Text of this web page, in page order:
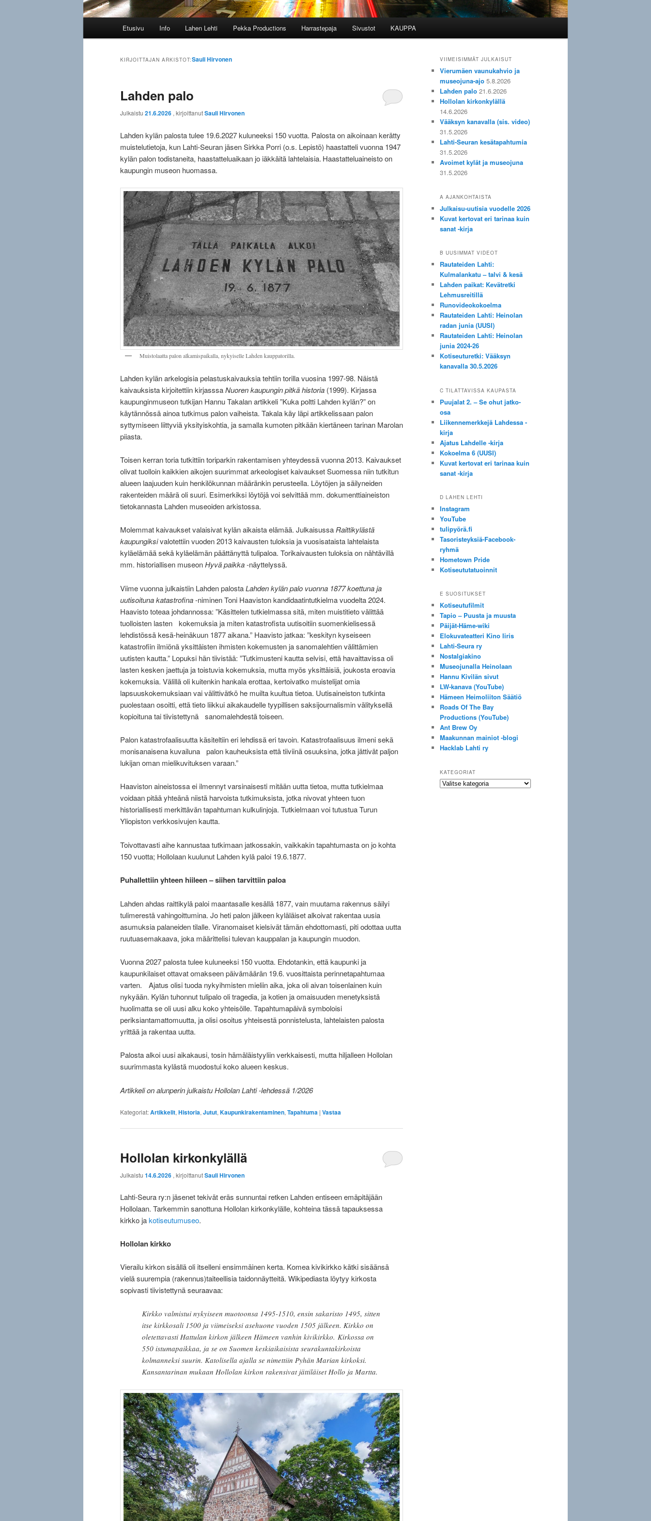
Etusivu Info Lahen Lehti Pekka Productions Harrastepaja Sivustot KAUPPA
KIRJOITTAJAN ARKISTOT:Sauli Hirvonen
Lahden palo
Julkaistu 21.6.2026 , kirjoittanutSauli Hirvonen
Lahden kylän palosta tulee 19.6.2027 kuluneeksi 150 vuotta. Palosta on aikoinaan kerätty
muistelutietoja, kun Lahti-Seuran jäsen Sirkka Porri (o.s. Lepistö) haastatteli vuonna 1947
kylän palon todistaneita, haastatteluaikaan jo iäkkäitä lahtelaisia. Haastatteluaineisto on
kaupungin museon huomassa.
Muistolaatta palon alkamispaikalla, nykyiselle Lahden kauppatorilla.
Lahden kylän arkelogisia pelastuskaivauksia tehtiin torilla vuosina 1997-98. Näistä
kaivauksista kirjoitettiin kirjasssaNuoren kaupungin pitkä historia (1999). Kirjassa
kaupunginmuseon tutkijan Hannu Takalan artikkeli ”Kuka poltti Lahden kylän?” on
käytännössä ainoa tutkimus palon vaiheista. Takala käy läpi artikkelissaan palon
syttymiseen liittyviä yksityiskohtia, ja samalla kumoten pitkään kiertäneen tarinan Marolan
piiasta.
Toisen kerran toria tutkittiin toriparkin rakentamisen yhteydessä vuonna 2013. Kaivaukset
olivat tuolloin kaikkien aikojen suurimmat arkeologiset kaivaukset Suomessa niin tutkitun
alueen laajuuden kuin henkilökunnan määränkin perusteella. Löytöjen ja säilyneiden
rakenteiden määrä oli suuri. Esimerkiksi löytöjä voi selvittää mm. dokumenttiaineiston
tietokannasta Lahden museoiden arkistossa.
Molemmat kaivaukset valaisivat kylän aikaista elämää. JulkaisussaRaittikylästä
kaupungiksivalotettiin vuoden 2013 kaivausten tuloksia ja vuosisataista lahtelaista
kyläelämää sekä kyläelämän päättänyttä tulipaloa. Torikaivausten tuloksia on nähtävillä
mm. historiallisen museonHyvä paikka-näyttelyssä.
Viime vuonna julkaistiin Lahden palostaLahden kylän palo vuonna 1877 koettuna ja
uutisoituna katastrofina-niminen Toni Haaviston kandidaatintutkielma vuodelta 2024.
Haavisto toteaa johdannossa: ”Käsittelen tutkielmassa sitä, miten muistitieto välittää
tuolloisten lasten kokemuksia ja miten katastrofista uutisoitiin suomenkielisessä
lehdistössä kesä-heinäkuun 1877 aikana.” Haavisto jatkaa: ”keskityn kyseiseen
katastrofiin ilmiönä yksittäisten ihmisten kokemusten ja sanomalehtien välittämien
uutisten kautta.” Lopuksi hän tiivistää: ”Tutkimusteni kautta selvisi, että havaittavissa oli
lasten kesken jaettuja ja toistuvia kokemuksia, mutta myös yksittäisiä, joukosta eroavia
kokemuksia. Välillä oli kuitenkin hankala erottaa, kertoivatko muistelijat omia
lapsuuskokemuksiaan vai välittivätkö he muilta kuultua tietoa. Uutisaineiston tutkinta
puolestaan osoitti, että tieto liikkui aikakaudelle tyypillisen saksijournalismin välityksellä
kopioituna tai tiivistettynä sanomalehdestä toiseen.
Palon katastrofaalisuutta käsiteltiin eri lehdissä eri tavoin. Katastrofaalisuus ilmeni sekä
monisanaisena kuvailuna palon kauheuksista että tiiviinä osuuksina, jotka jättivät paljon
lukijan oman mielikuvituksen varaan.”
Haaviston aineistossa ei ilmennyt varsinaisesti mitään uutta tietoa, mutta tutkielmaa
voidaan pitää yhteänä niistä harvoista tutkimuksista, jotka nivovat yhteen tuon
historiallisesti merkittävän tapahtuman kulkulinjoja. Tutkielmaan voi tutustua Turun
Yliopiston verkkosivujen kautta.
Toivottavasti aihe kannustaa tutkimaan jatkossakin, vaikkakin tapahtumasta on jo kohta
150 vuotta; Hollolaan kuulunut Lahden kylä paloi 19.6.1877.
Puhallettiin yhteen hiileen – siihen tarvittiin paloa
Lahden ahdas raittikylä paloi maantasalle kesällä 1877, vain muutama rakennus säilyi
tulimerestä vahingoittumina. Jo heti palon jälkeen kyläläiset alkoivat rakentaa uusia
asumuksia palaneiden tilalle. Viranomaiset kielsivät tämän ehdottomasti, piti odottaa uutta
ruutuasemakaava, joka määrittelisi tulevan kauppalan ja kaupungin muodon.
Vuonna 2027 palosta tulee kuluneeksi 150 vuotta. Ehdotankin, että kaupunki ja
kaupunkilaiset ottavat omakseen päivämäärän 19.6. vuosittaista perinnetapahtumaa
varten. Ajatus olisi tuoda nykyihmisten mieliin aika, joka oli aivan toisenlainen kuin
nykyään. Kylän tuhonnut tulipalo oli tragedia, ja kotien ja omaisuuden menetyksistä
huolimatta se oli uusi alku koko yhteisölle. Tapahtumapäivä symboloisi
periksiantamattomuutta, ja olisi osoitus yhteisestä ponnistelusta, lahtelaisten palosta
yrittää ja rakentaa uutta.
Palosta alkoi uusi aikakausi, tosin hämäläistyyliin verkkaisesti, mutta hiljalleen Hollolan
suurimmasta kylästä muodostui koko alueen keskus.
Artikkeli on alunperin julkaistu Hollolan Lahti -lehdessä 1/2026
Kategoriat:Artikkelit, Historia, Jutut, Kaupunkirakentaminen, Tapahtuma | Vastaa
Hollolan kirkonkylällä
Julkaistu 14.6.2026 , kirjoittanutSauli Hirvonen
Lahti-Seura ry:n jäsenet tekivät eräs sunnuntai retken Lahden entiseen emäpitäjään
Hollolaan. Tarkemmin sanottuna Hollolan kirkonkylälle, kohteina tässä tapauksessa
kirkko jakotiseutumuseo.
Hollolan kirkko
Vierailu kirkon sisällä oli itselleni ensimmäinen kerta. Komea kivikirkko kätki sisäänsä
vielä suurempia (rakennus)taiteellisia taidonnäytteitä. Wikipediasta löytyy kirkosta
sopivasti tiivistettynä seuraavaa:
Kirkko valmistui nykyiseen muotoonsa 1495-1510, ensin sakaristo 1495, sitten
itse kirkkosali 1500 ja viimeiseksi asehuone vuoden 1505 jälkeen. Kirkko on
oletettavasti Hattulan kirkon jälkeen Hämeen vanhin kivikirkko. Kirkossa on
550 istumapaikkaa, ja se on Suomen keskiaikaisista seurakuntakirkoista
kolmanneksi suurin. Katolisella ajalla se nimettiin Pyhän Marian kirkoksi.
Kansantarinan mukaan Hollolan kirkon rakensivat jättiläiset Hollo ja Martta.
VIIMEISIMMÄT JULKAISUT
Vierumäen vaunukahvio ja
museojuna-ajo 5.8.2026
Lahden palo 21.6.2026
Hollolan kirkonkylällä
14.6.2026
Vääksyn kanavalla (sis. video)
31.5.2026
Lahti-Seuran kesätapahtumia
31.5.2026
Avoimet kylät ja museojuna
31.5.2026
A AJANKOHTAISTA
Julkaisu-uutisia vuodelle 2026
Kuvat kertovat eri tarinaa kuin
sanat -kirja
B UUSIMMAT VIDEOT
Rautateiden Lahti:
Kulmalankatu – talvi & kesä
Lahden paikat: Kevätretki
Lehmusreitillä
Runovideokokoelma
Rautateiden Lahti: Heinolan
radan junia (UUSI)
Rautateiden Lahti: Heinolan
junia 2024-26
Kotiseuturetki: Vääksyn
kanavalla 30.5.2026
C TILATTAVISSA KAUPASTA
Puujalat 2. – Se ohut jatko-
osa
Liikennemerkkejä Lahdessa -
kirja
Ajatus Lahdelle -kirja
Kokoelma 6 (UUSI)
Kuvat kertovat eri tarinaa kuin
sanat -kirja
D LAHEN LEHTI
Instagram
YouTube
tulipyörä.fi
Tasoristeyksiä-Facebook-
ryhmä
Hometown Pride
Kotiseututatuoinnit
E SUOSITUKSET
Kotiseutufilmit
Tapio – Puusta ja muusta
Päijät-Häme-wiki
Elokuvateatteri Kino Iiris
Lahti-Seura ry
Nostalgiakino
Museojunalla Heinolaan
Hannu Kivilän sivut
LW-kanava (YouTube)
Hämeen Heimoliiton Säätiö
Roads Of The Bay
Productions (YouTube)
Ant Brew Oy
Maakunnan mainiot -blogi
Hacklab Lahti ry
KATEGORIAT
Kategoriat